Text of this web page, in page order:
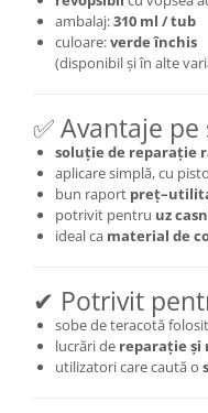
ambalaj:310 ml / tub
culoare:verde închis
(disponibil și în alte
✅ Avantaje
soluție de reparație
aplicare simplă, cu
bun raport
potrivit pentru uz
ideal ca material de
✔ Potrivit
sobe de teracotă
lucrări de reparație și
utilizatori care caută o